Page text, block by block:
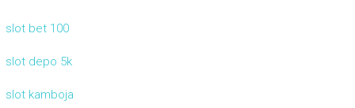
slot bet 100
slot depo 5k
slot kamboja